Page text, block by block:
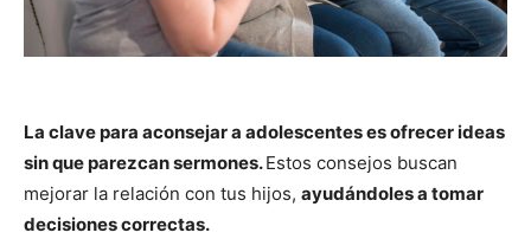
La clave para aconsejar a adolescentes es ofrecer ideas
sin que parezcan sermones.Estos consejos buscan
mejorar la relación con tus hijos, ayudándoles a tomar
decisiones correctas.